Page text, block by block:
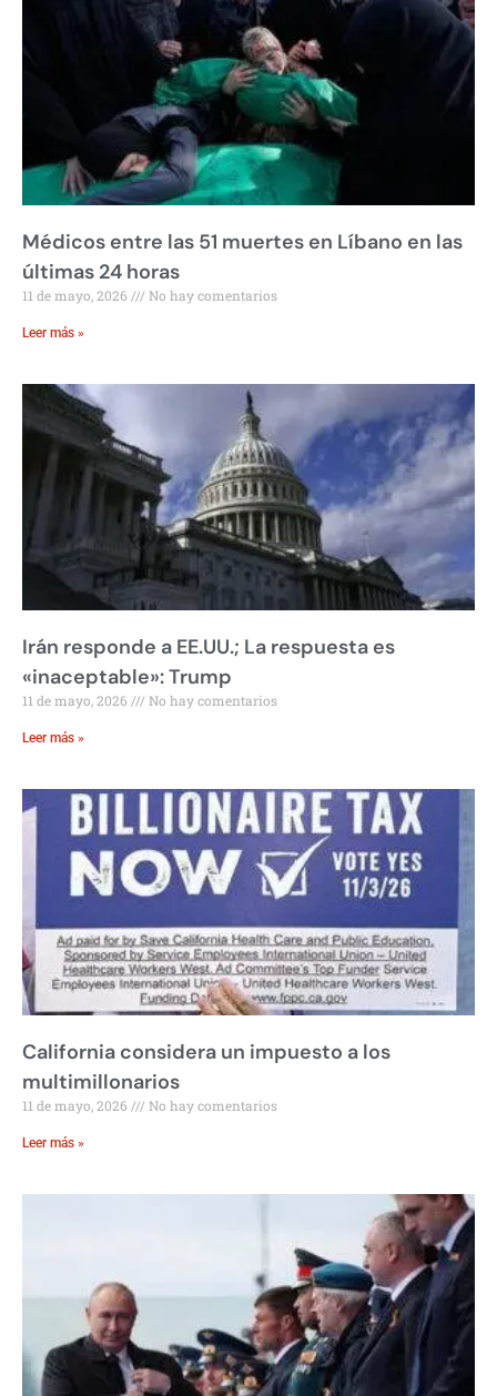
Médicos entre las 51 muertes en Líbano en las
últimas 24 horas
11 de mayo, 2026 No hay comentarios
Leer más »
Irán responde a EE.UU.; La respuesta es
«inaceptable»: Trump
11 de mayo, 2026 No hay comentarios
Leer más »
California considera un impuesto a los
multimillonarios
11 de mayo, 2026 No hay comentarios
Leer más »